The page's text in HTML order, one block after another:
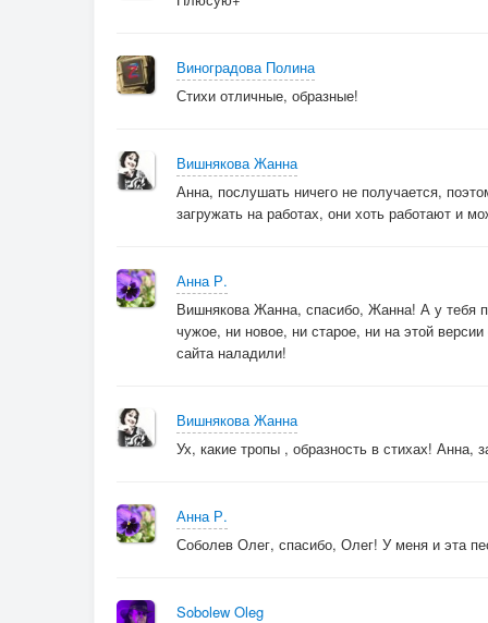
Стояла непоколебимо,
Предназначению верна,
Ведь рода женского она!
Виноградова Полина
Стихи отличные, образные!
Вишнякова Жанна
Анна, послушать ничего не получается,
загружать на работах, они хоть работают и
Анна Р.
Вишнякова Жанна, спасибо, Жанна! А у тебя
чужое, ни новое, ни старое, ни на этой
сайта наладили!
Вишнякова Жанна
Ух, какие тропы , образность в стихах! Анна,
Анна Р.
Соболев Олег, спасибо, Олег! У меня и эта
Sobolew Oleg